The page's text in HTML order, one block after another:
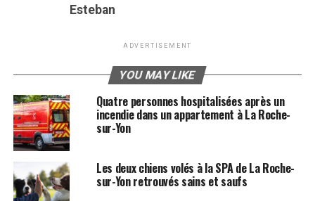
Esteban
ADVERTISEMENT
YOU MAY LIKE
Quatre personnes hospitalisées après un
incendie dans un appartement à La Roche-
sur-Yon
Les deux chiens volés à la SPA de La Roche-
sur-Yon retrouvés sains et saufs